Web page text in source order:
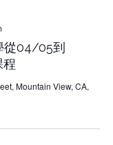
從04/05到
Mountain View, CA,